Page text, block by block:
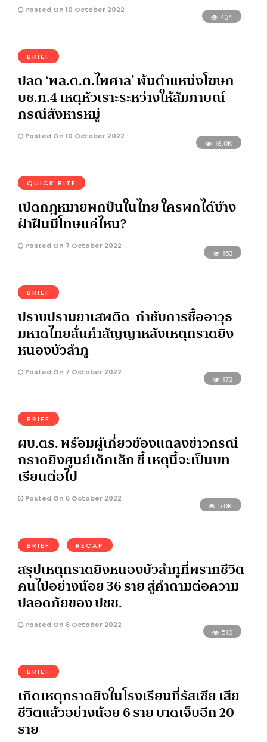
Posted On 10 October 2022
434
BRIEF
ปลด ‘พล.ต.ต.ไพศาล’ พ้นตำแหน่งโฆษก
บช.ภ.4 เหตุหัวเราะระหว่างให้สัมภาษณ์
กรณีสังหารหมู่
Posted On 10 October 2022
16.0K
QUICK BITE
เปิดกฎหมายพกปืนในไทย ใครพกได้บ้าง
ฝ่าฝืนมีโทษแค่ไหน?
Posted On 7 October 2022
153
BRIEF
ปราบปรามยาเสพติด-กำชับการซื้ออาวุธ
มหาดไทยลั่นคำสัญญาหลังเหตุกราดยิง
หนองบัวลำภู
Posted On 7 October 2022
172
BRIEF
ผบ.ตร. พร้อมผู้เกี่ยวข้องแถลงข่าวกรณี
กราดยิงศูนย์เด็กเล็ก ชี้ เหตุนี้จะเป็นบท
เรียนต่อไป
Posted On 6 October 2022
5.0K
BRIEF RECAP
สรุปเหตุกราดยิงหนองบัวลำภูที่พรากชีวิต
คนไปอย่างน้อย 36 ราย สู่คำถามต่อความ
ปลอดภัยของ ปชช.
Posted On 6 October 2022
510
BRIEF
เกิดเหตุกราดยิงในโรงเรียนที่รัสเซีย เสีย
ชีวิตแล้วอย่างน้อย 6 ราย บาดเจ็บอีก 20
ราย